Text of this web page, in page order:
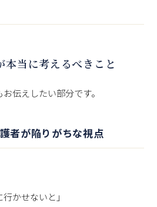
本当に考えるべきこと
伝えしたい部分です。
者が陥りがちな視点
かせないと」